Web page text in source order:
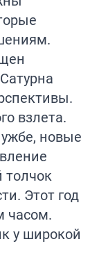
взлета.
новые
толчок
Этот год
часом.
у широкой